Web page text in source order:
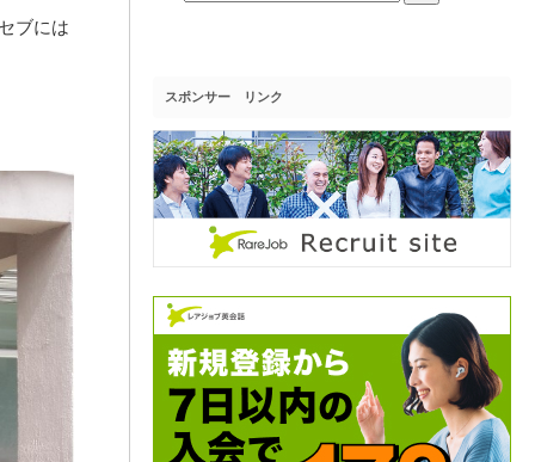
ブには
スポンサー リンク